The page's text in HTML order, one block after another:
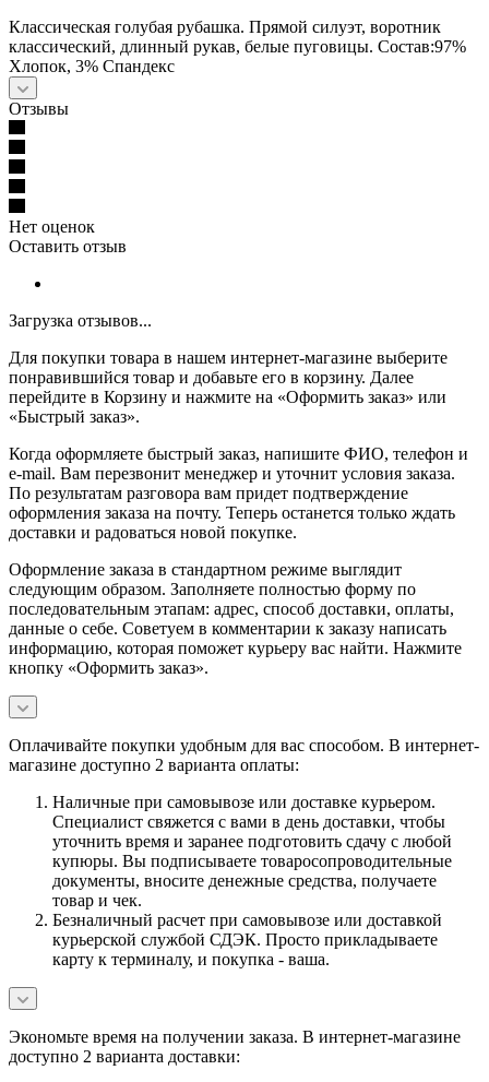
Классическая голубая рубашка. Прямой силуэт, воротник
классический, длинный рукав, белые пуговицы. Состав:97%
Хлопок, 3% Спандекс
Отзывы
Нет оценок
Оставить отзыв
Загрузка отзывов...
Для покупки товара в нашем интернет-магазине выберите
понравившийся товар и добавьте его в корзину. Далее
перейдите в Корзину и нажмите на «Оформить заказ» или
«Быстрый заказ».
Когда оформляете быстрый заказ, напишите ФИО, телефон и
e-mail. Вам перезвонит менеджер и уточнит условия заказа.
По результатам разговора вам придет подтверждение
оформления заказа на почту. Теперь останется только ждать
доставки и радоваться новой покупке.
Оформление заказа в стандартном режиме выглядит
следующим образом. Заполняете полностью форму по
последовательным этапам: адрес, способ доставки, оплаты,
данные о себе. Советуем в комментарии к заказу написать
информацию, которая поможет курьеру вас найти. Нажмите
кнопку «Оформить заказ».
Оплачивайте покупки удобным для вас способом. В интернет-
магазине доступно 2 варианта оплаты:
Наличные при самовывозе или доставке курьером.
Специалист свяжется с вами в день доставки, чтобы
уточнить время и заранее подготовить сдачу с любой
купюры. Вы подписываете товаросопроводительные
документы, вносите денежные средства, получаете
товар и чек.
Безналичный расчет при самовывозе или доставкой
курьерской службой СДЭК. Просто прикладываете
карту к терминалу, и покупка - ваша.
Экономьте время на получении заказа. В интернет-магазине
доступно 2 варианта доставки: